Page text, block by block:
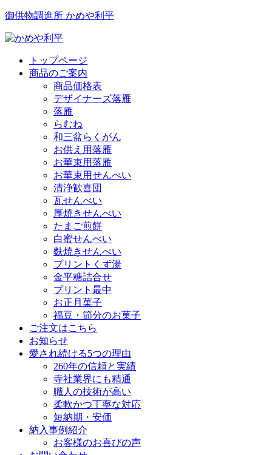
御供物調進所 かめや利平
トップページ
商品のご案内
商品価格表
デザイナーズ落雁
落雁
らむね
和三盆らくがん
お供え用落雁
お華束用落雁
お華束用せんべい
清浄歓喜団
瓦せんべい
厚焼きせんべい
たまご煎餅
白蜜せんべい
麩焼きせんべい
プリントくず湯
金平糖詰合せ
プリント最中
お正月菓子
福豆・節分のお菓子
ご注文はこちら
お知らせ
愛され続ける5つの理由
260年の信頼と実績
寺社業界にも精通
職人の技術が高い
柔軟かつ丁寧な対応
短納期・安価
納入事例紹介
お客様のお喜びの声